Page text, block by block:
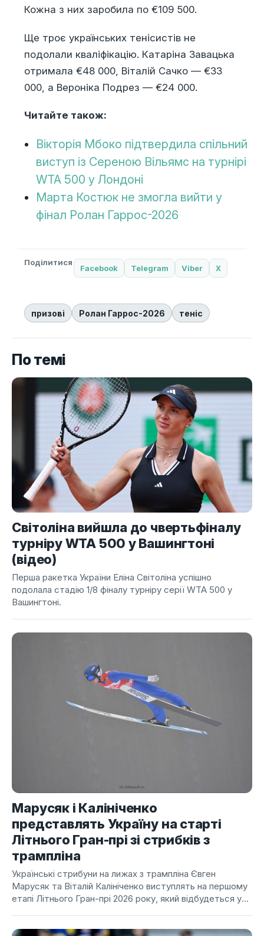
Кожна з них заробила по €109 500.
Ще троє українських тенісистів не
подолали кваліфікацію. Катаріна Завацька
отримала €48 000, Віталій Сачко — €33
000, а Вероніка Подрез — €24 000.
Читайте також:
Вікторія Мбоко підтвердила спільний
виступ із Сереною Вільямс на турнірі
WTA 500 у Лондоні
Марта Костюк не змогла вийти у
фінал Ролан Гаррос-2026
Поділитися
Facebook Telegram Viber X
призові Ролан Гаррос-2026 теніс
По темі
Світоліна вийшла до чвертьфіналу
турніру WTA 500 у Вашингтоні
(відео)
Перша ракетка України Еліна Світоліна успішно
подолала стадію 1/8 фіналу турніру серії WTA 500 у
Вашингтоні.
Марусяк і Калініченко
представлять Україну на старті
Літнього Гран-прі зі стрибків з
трампліна
Українські стрибуни на лижах з трампліна Євген
Марусяк та Віталій Калініченко виступлять на першому
етапі Літнього Гран-прі 2026 року, який відбудеться у...